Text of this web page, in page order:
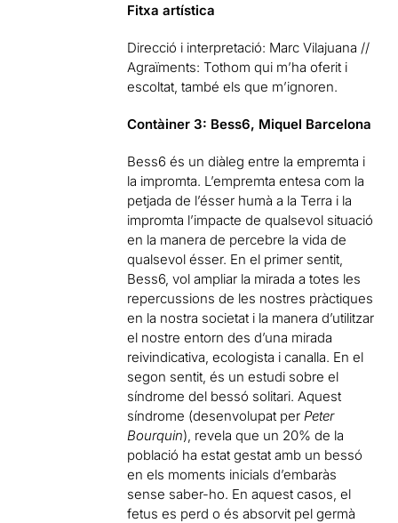
Fitxa artística
Direcció i interpretació: Marc Vilajuana //
Agraïments: Tothom qui m’ha oferit i
escoltat, també els que m’ignoren.
Contàiner 3: Bess6, Miquel Barcelona
Bess6 és un diàleg entre la empremta i
la impromta. L’empremta entesa com la
petjada de l’ésser humà a la Terra i la
impromta l’impacte de qualsevol situació
en la manera de percebre la vida de
qualsevol ésser. En el primer sentit,
Bess6, vol ampliar la mirada a totes les
repercussions de les nostres pràctiques
en la nostra societat i la manera d’utilitzar
el nostre entorn des d’una mirada
reivindicativa, ecologista i canalla. En el
segon sentit, és un estudi sobre el
síndrome del bessó solitari. Aquest
síndrome (desenvolupat per Peter
Bourquin), revela que un 20% de la
població ha estat gestat amb un bessó
en els moments inicials d’embaràs
sense saber-ho. En aquest casos, el
fetus es perd o és absorvit pel germà